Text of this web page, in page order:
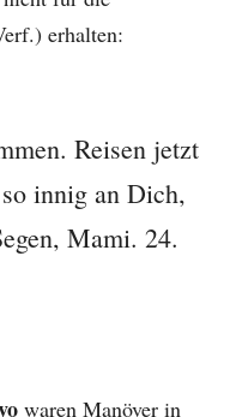
erhalten:
Reisen jetzt
innig an Dich,
Mami. 24.
waren Manöver in